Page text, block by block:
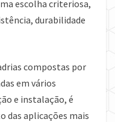
escolha criteriosa,
durabilidade
compostas por
em vários
e instalação, é
das aplicações mais